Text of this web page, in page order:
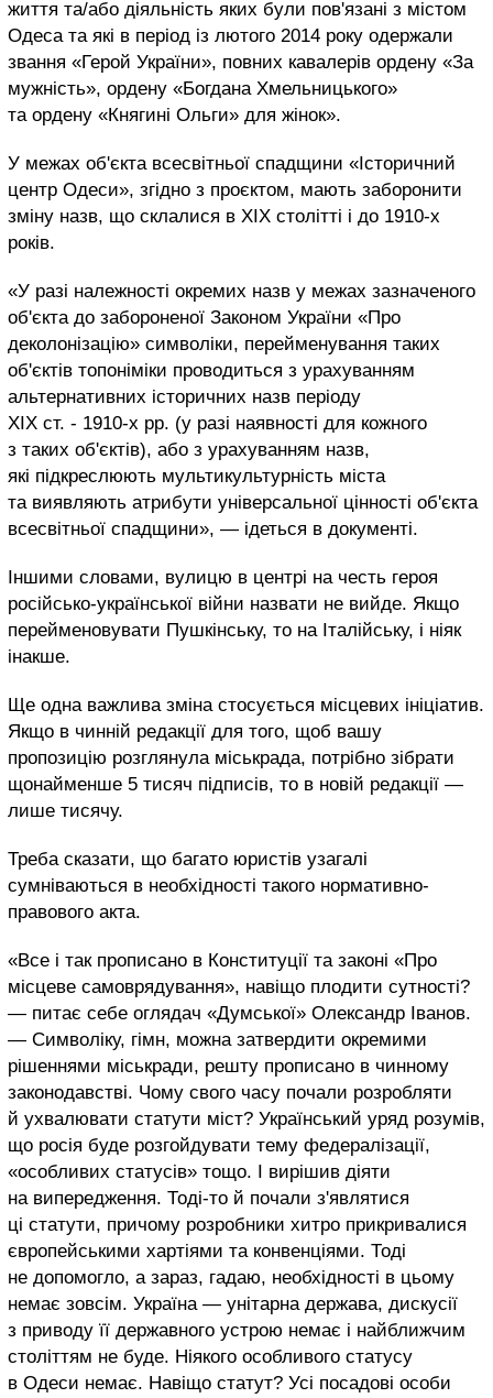
життя та/або діяльність яких були пов'язані з містом
Одеса та які в період із лютого 2014 року одержали
звання «Герой України», повних кавалерів ордену «За
мужність», ордену «Богдана Хмельницького»
та ордену «Княгині Ольги» для жінок».
У межах об'єкта всесвітньої спадщини «Історичний
центр Одеси», згідно з проєктом, мають заборонити
зміну назв, що склалися в XIX столітті і до 1910-х
років.
«У разі належності окремих назв у межах зазначеного
об'єкта до забороненої Законом України «Про
деколонізацію» символіки, перейменування таких
об'єктів топоніміки проводиться з урахуванням
альтернативних історичних назв періоду
ХІХ ст. - 1910-х рр. (у разі наявності для кожного
з таких об'єктів), або з урахуванням назв,
які підкреслюють мультикультурність міста
та виявляють атрибути універсальної цінності об'єкта
всесвітньої спадщини», — ідеться в документі.
Іншими словами, вулицю в центрі на честь героя
російсько-української війни назвати не вийде. Якщо
перейменовувати Пушкінську, то на Італійську, і ніяк
інакше.
Ще одна важлива зміна стосується місцевих ініціатив.
Якщо в чинній редакції для того, щоб вашу
пропозицію розглянула міськрада, потрібно зібрати
щонайменше 5 тисяч підписів, то в новій редакції —
лише тисячу.
Треба сказати, що багато юристів узагалі
сумніваються в необхідності такого нормативно-
правового акта.
«Все і так прописано в Конституції та законі «Про
місцеве самоврядування», навіщо плодити сутності?
— питає себе оглядач «Думської» Олександр Іванов.
— Символіку, гімн, можна затвердити окремими
рішеннями міськради, решту прописано в чинному
законодавстві. Чому свого часу почали розробляти
й ухвалювати статути міст? Український уряд розумів,
що росія буде розгойдувати тему федералізації,
«особливих статусів» тощо. І вирішив діяти
на випередження. Тоді-то й почали з'являтися
ці статути, причому розробники хитро прикривалися
європейськими хартіями та конвенціями. Тоді
не допомогло, а зараз, гадаю, необхідності в цьому
немає зовсім. Україна — унітарна держава, дискусії
з приводу її державного устрою немає і найближчим
століттям не буде. Ніякого особливого статусу
в Одеси немає. Навіщо статут? Усі посадові особи